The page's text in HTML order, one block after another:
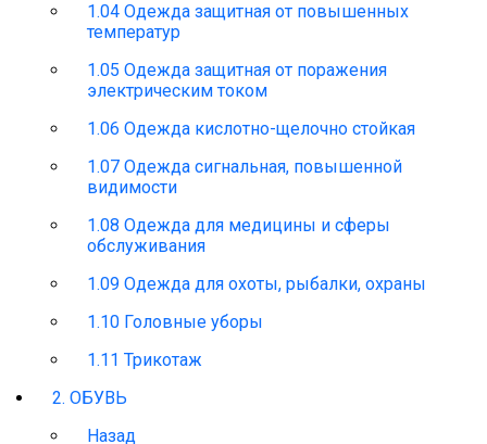
1.04 Одежда защитная от повышенных
температур
1.05 Одежда защитная от поражения
электрическим током
1.06 Одежда кислотно-щелочно стойкая
1.07 Одежда сигнальная, повышенной
видимости
1.08 Одежда для медицины и сферы
обслуживания
1.09 Одежда для охоты, рыбалки, охраны
1.10 Головные уборы
1.11 Трикотаж
2. ОБУВЬ
Назад